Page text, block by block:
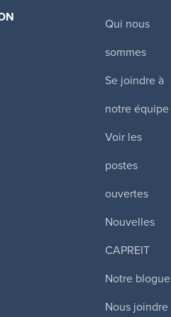
Qui nous
sommes
Se joindre à
notre équipe
Voir les
postes
ouvertes
Nouvelles
CAPREIT
Notre blogue
Nous joindre
Apartment Properties REIT